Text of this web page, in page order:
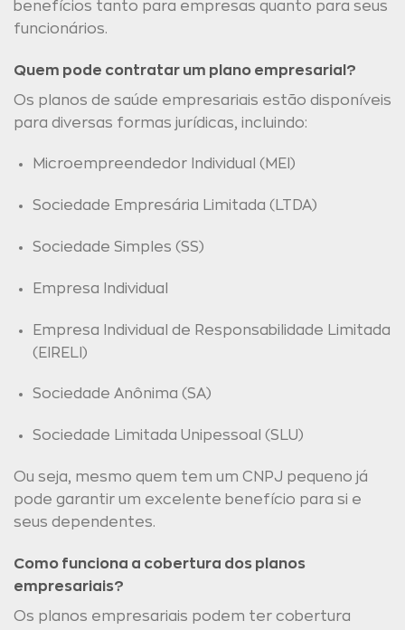
benefícios tanto para empresas quanto para seus
funcionários.
Quem pode contratar um plano empresarial?
Os planos de saúde empresariais estão disponíveis
para diversas formas jurídicas, incluindo:
Microempreendedor Individual (MEI)
Sociedade Empresária Limitada (LTDA)
Sociedade Simples (SS)
Empresa Individual
Empresa Individual de Responsabilidade Limitada
(EIRELI)
Sociedade Anônima (SA)
Sociedade Limitada Unipessoal (SLU)
Ou seja, mesmo quem tem um CNPJ pequeno já
pode garantir um excelente benefício para si e
seus dependentes.
Como funciona a cobertura dos planos
empresariais?
Os planos empresariais podem ter cobertura